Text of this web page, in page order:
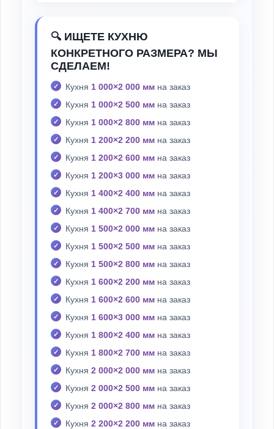
🔍 ИЩЕТЕ КУХНЮ
КОНКРЕТНОГО РАЗМЕРА? МЫ
СДЕЛАЕМ!
Кухня 1 000×2 000 мм на заказ
Кухня 1 000×2 500 мм на заказ
Кухня 1 000×2 800 мм на заказ
Кухня 1 200×2 200 мм на заказ
Кухня 1 200×2 600 мм на заказ
Кухня 1 200×3 000 мм на заказ
Кухня 1 400×2 400 мм на заказ
Кухня 1 400×2 700 мм на заказ
Кухня 1 500×2 000 мм на заказ
Кухня 1 500×2 500 мм на заказ
Кухня 1 500×2 800 мм на заказ
Кухня 1 600×2 200 мм на заказ
Кухня 1 600×2 600 мм на заказ
Кухня 1 600×3 000 мм на заказ
Кухня 1 800×2 400 мм на заказ
Кухня 1 800×2 700 мм на заказ
Кухня 2 000×2 000 мм на заказ
Кухня 2 000×2 500 мм на заказ
Кухня 2 000×2 800 мм на заказ
Кухня 2 200×2 200 мм на заказ